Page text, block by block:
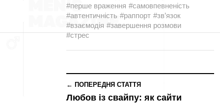
#перше враження #самовпевненість
#автентичність #раппорт #зв’язок
#взаємодія #завершення розмови
#стрес
← ПОПЕРЕДНЯ СТАТТЯ
Любов із свайпу: як сайти